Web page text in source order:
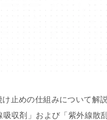
止めの仕組みについて解
収剤」および「紫外線散